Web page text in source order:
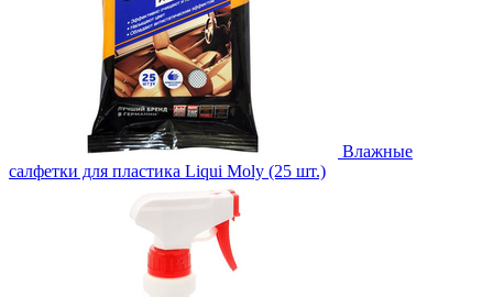
Влажные
салфетки для пластика Liqui Moly (25 шт.)